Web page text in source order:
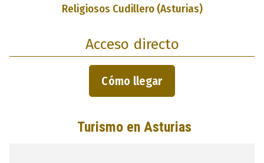
Religiosos Cudillero (Asturias)
Acceso directo
Cómo llegar